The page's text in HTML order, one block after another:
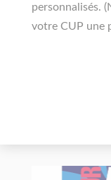
personnalisés.
votre CUP une